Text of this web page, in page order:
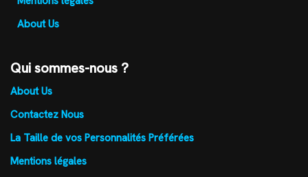
About Us
Qui sommes-nous ?
About Us
Contactez Nous
La Taille de vos Personnalités Préférées
Mentions légales